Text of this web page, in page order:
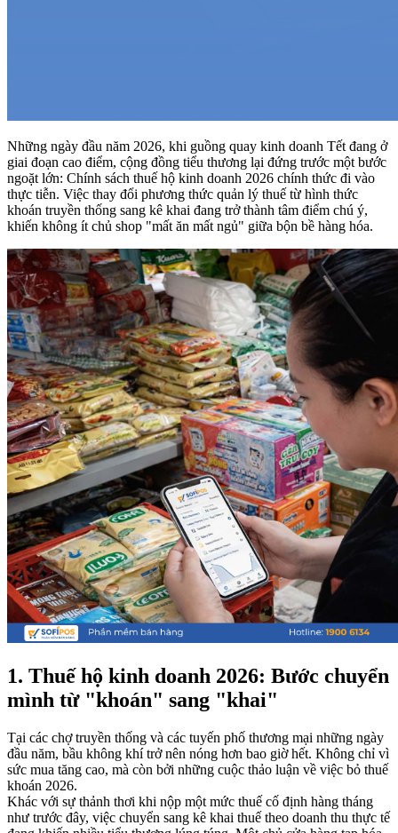
Những ngày đầu năm 2026, khi guồng quay kinh doanh Tết đang ở
giai đoạn cao điểm, cộng đồng tiểu thương lại đứng trước một bước
ngoặt lớn: Chính sách thuế hộ kinh doanh 2026 chính thức đi vào
thực tiễn. Việc thay đổi phương thức quản lý thuế từ hình thức
khoán truyền thống sang kê khai đang trở thành tâm điểm chú ý,
khiến không ít chủ shop "mất ăn mất ngủ" giữa bộn bề hàng hóa.
1. Thuế hộ kinh doanh 2026: Bước chuyển
mình từ "khoán" sang "khai"
Tại các chợ truyền thống và các tuyến phố thương mại những ngày
đầu năm, bầu không khí trở nên nóng hơn bao giờ hết. Không chỉ vì
sức mua tăng cao, mà còn bởi những cuộc thảo luận về việc bỏ thuế
khoán 2026.
Khác với sự thảnh thơi khi nộp một mức thuế cố định hàng tháng
như trước đây, việc chuyển sang kê khai thuế theo doanh thu thực tế